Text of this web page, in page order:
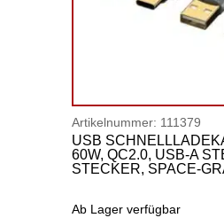
Artikelnummer: 111379
USB
60W, QC2.0, USB-A
STECKER, SPACE-
Ab Lager verfügbar